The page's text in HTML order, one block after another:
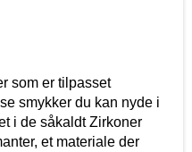
som er tilpasset
smykker du kan nyde i
i de såkaldt Zirkoner
et materiale der